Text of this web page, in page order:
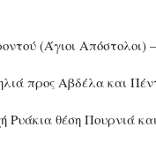
(Άγιοι Απόστολοι)
προς Αβδέλα και
Ρυάκια θέση Πουρνιά και